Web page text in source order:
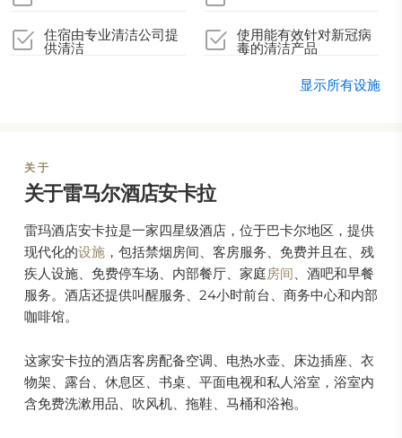
住宿由专业清洁公司提
供清洁
使用能有效针对新冠病
毒的清洁产品
显示所有设施
关于
关于雷马尔酒店安卡拉
雷玛酒店安卡拉是一家四星级酒店，位于巴卡尔地区，提供
现代化的设施 ，包括禁烟房间、客房服务、免费并且在、残
疾人设施、免费停车场、内部餐厅、家庭房间、酒吧和早餐
服务。酒店还提供叫醒服务、24小时前台、商务中心和内部
咖啡馆。
这家安卡拉的酒店客房配备空调、电热水壶、床边插座、衣
物架、露台、休息区、书桌、平面电视和私人浴室，浴室内
含免费洗漱用品、吹风机、拖鞋、马桶和浴袍。